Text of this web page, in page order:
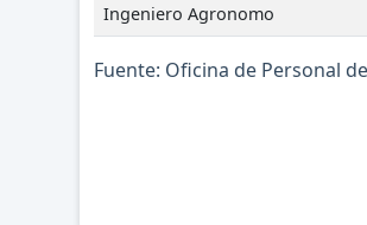
Ingeniero Agronomo
Fuente: Oficina de Personal